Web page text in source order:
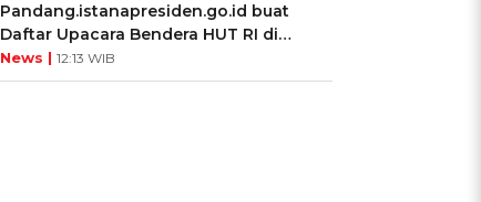
Pandang.istanapresiden.go.id buat
Daftar Upacara Bendera HUT RI di
Istana Negara
News | 12:13 WIB